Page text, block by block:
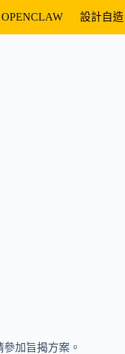
OPENCLAW 設計自造
加旨揭方案。